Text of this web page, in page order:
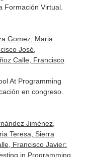
Formación Virtual.
Gomez, Maria
José,
Calle, Francisco
At Programming
en congreso.
Jiménez,
Teresa, Sierra
Francisco Javier:
in Programming